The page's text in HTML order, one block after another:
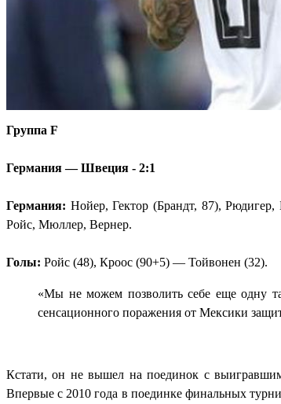
Группа F
Германия — Швеция - 2:1
Германия: Нойер, Гектор (Брандт, 87),
Ройс, Мюллер, Вернер.
Голы: Ройс (48), Кроос (90+5) — Тойвонен (32).
«Мы не можем позволить себе еще одну
сенсационного поражения от Мексики
Кстати, он не вышел на поединок с
Впервые с 2010 года в поединке финальных